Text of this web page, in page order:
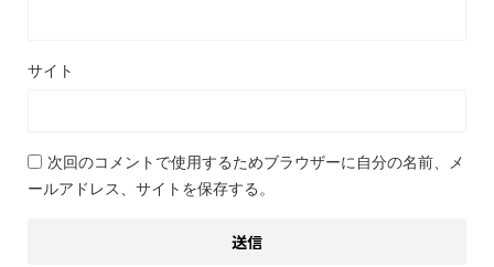
サイト
次回のコメントで使用するためブラウザーに自分の名前、メ
ールアドレス、サイトを保存する。